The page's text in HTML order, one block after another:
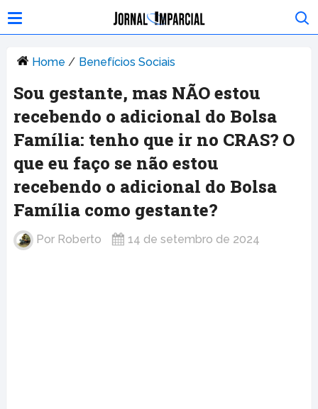
Home / Benefícios Sociais
Sou gestante, mas NÃO estou
recebendo o adicional do Bolsa
Família: tenho que ir no CRAS? O
que eu faço se não estou
recebendo o adicional do Bolsa
Família como gestante?
Por Roberto 14 de setembro de 2024